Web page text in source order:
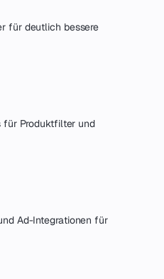
für deutlich bessere
für Produktfilter und
Ad-Integrationen für